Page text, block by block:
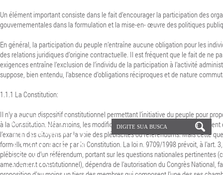
Un élément important consiste dans le fait d’encourager la participation des
gouvernementales dans la formulation et la mise-en- œuvre des politiques
En général, la participation du peuple n’entraîne aucune obligation pour les
des relations juridiques d’origine contractuelle. Il est fréquent que le fait de ne
exigences entraîne l’exclusion de l’individu de la participation à l’activité
suppose, bien entendu, l’absence d’obligations réciproques et de nature
1.1.1 La Constitution:
Il n’y a aucun dispositif constitutionnel permettant l’initiative du peuple pour
à la Constitution. Néanmoins, les modifications du texte constitutionnel peuvent
l’examen des citoyens par la voie des plébiscites ou référendums. Mais cette
formellement consacrée par la Constitution. La loi n. 9709/1998 prévoit, à l’art.
plébiscite ou d’un référendum, portant sur les questions nationales pertinentes
amendement constitutionnel), dépendra de l’autorisation du Congrès National,